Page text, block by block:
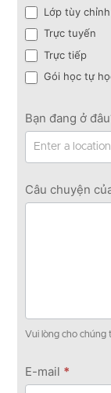
Lớp tùy chỉnh
Trực tuyến
Trực tiếp
Gói học tự
Bạn đang ở
Câu chuyện
Vui lòng cho chúng
E-mail *